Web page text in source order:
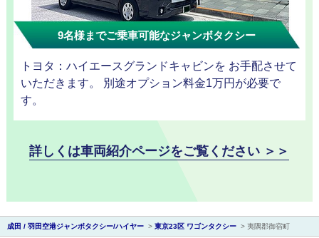
送迎
京
成
田
9名様までご乗車可能なジャンボタクシー
トヨタ：ハイエースグランドキャビンを お手配させて
いただきます。 別途オプション料金1万円が必要で
す。
詳しくは車両紹介ページをご覧ください ＞＞
成田 / 羽田空港ジャンボタクシー/ハイヤー > 東京23区 ワゴンタクシー > 夷隅郡御宿町